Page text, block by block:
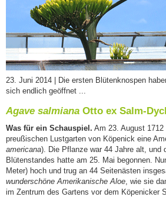
23. Juni 2014 | Die ersten Blütenknospen
sich endlich geöffnet ...
Agave salmiana Otto ex Salm-
Was für ein Schauspiel. Am 23. August
preußischen Lustgarten von Köpenick eine
americana). Die Pflanze war 44 Jahre alt, und
Blütenstandes hatte am 25. Mai begonnen.
Meter) hoch und trug an 44 Seitenästen
wunderschöne Amerikanische Aloe , wie sie
im Zentrum des Gartens vor dem Köpenicker